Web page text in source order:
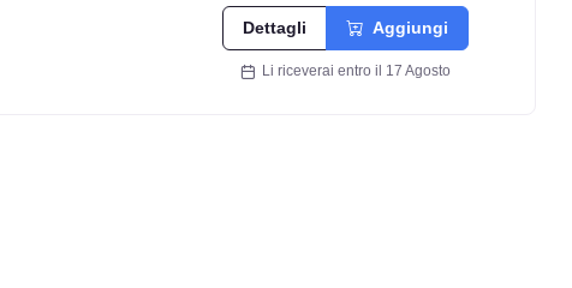
Dettagli Aggiungi
Li riceverai entro il 17 Agosto